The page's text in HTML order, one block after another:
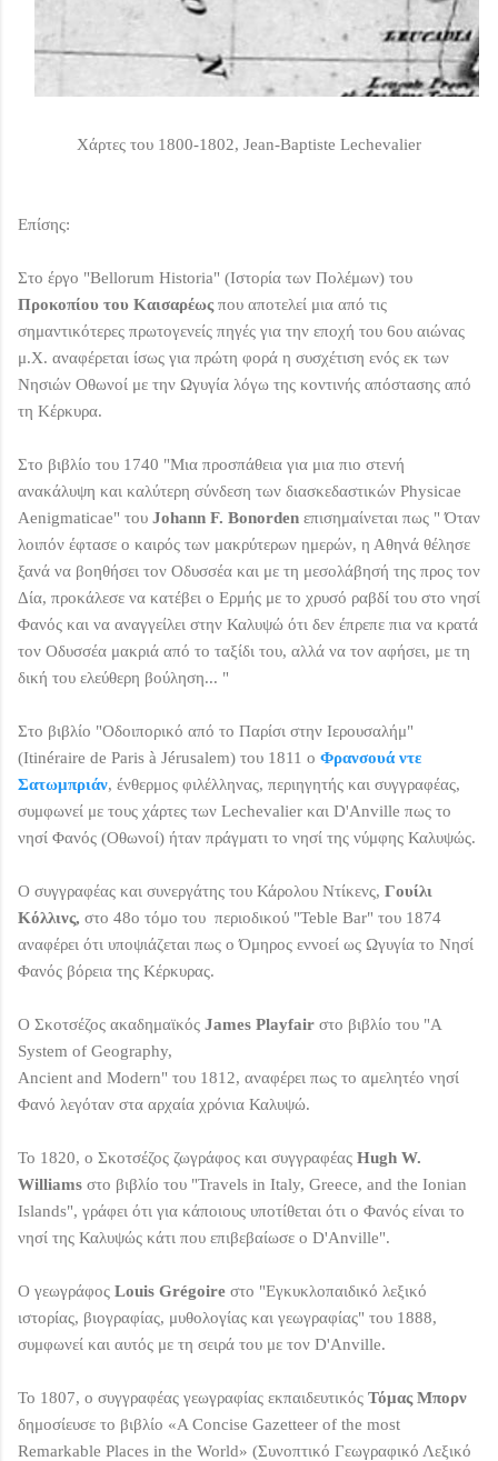
Χάρτες του 1800-1802, Jean-Baptiste Lechevalier
Επίσης:
Στο έργο "Bellorum Historia" (Ιστορία των Πολέμων) του
Προκοπίου του Καισαρέως που αποτελεί μια από τις
σημαντικότερες πρωτογενείς πηγές για την εποχή του 6ου αιώνας
μ.Χ. αναφέρεται ίσως για πρώτη φορά η συσχέτιση ενός εκ των
Νησιών Οθωνοί με την Ωγυγία λόγω της κοντινής απόστασης από
τη Κέρκυρα.
Στο βιβλίο του 1740 "Μια προσπάθεια για μια πιο στενή
ανακάλυψη και καλύτερη σύνδεση των διασκεδαστικών Physicae
Aenigmaticae" του Johann F. Bonorden επισημαίνεται πως " Όταν
λοιπόν έφτασε ο καιρός των μακρύτερων ημερών, η Αθηνά θέλησε
ξανά να βοηθήσει τον Οδυσσέα και με τη μεσολάβησή της προς τον
Δία, προκάλεσε να κατέβει ο Ερμής με το χρυσό ραβδί του στο νησί
Φανός και να αναγγείλει στην Καλυψώ ότι δεν έπρεπε πια να κρατά
τον Οδυσσέα μακριά από το ταξίδι του, αλλά να τον αφήσει, με τη
δική του ελεύθερη βούληση... "
Στο βιβλίο "Οδοιπορικό από το Παρίσι στην Ιερουσαλήμ"
(Itinéraire de Paris à Jérusalem) του 1811 ο Φρανσουά ντε
Σατωμπριάν, ένθερμος φιλέλληνας, περιηγητής και συγγραφέας,
συμφωνεί με τους χάρτες των Lechevalier και D'Anville πως το
νησί Φανός (Οθωνοί) ήταν πράγματι το νησί της νύμφης Καλυψώς.
O συγγραφέας και συνεργάτης του Κάρολου Ντίκενς, Γουίλι
Κόλλινς, στο 48o τόμο του περιοδικού "Teble Bar" του 1874
αναφέρει ότι υποψιάζεται πως ο Όμηρος εννοεί ως Ωγυγία το Νησί
Φανός βόρεια της Κέρκυρας.
Ο Σκοτσέζος ακαδημαϊκός James Playfair στο βιβλίο του "A
System of Geography,
Ancient and Modern" του 1812, αναφέρει πως το αμελητέο νησί
Φανό λεγόταν στα αρχαία χρόνια Καλυψώ.
Το 1820, ο Σκοτσέζος ζωγράφος και συγγραφέας Hugh W.
Williams στο βιβλίο του "Travels in Italy, Greece, and the Ionian
Islands", γράφει ότι για κάποιους υποτίθεται ότι ο Φανός είναι το
νησί της Καλυψώς κάτι που επιβεβαίωσε ο D'Anville".
O γεωγράφος Louis Grégoire στο "Εγκυκλοπαιδικό λεξικό
ιστορίας, βιογραφίας, μυθολογίας και γεωγραφίας" του 1888,
συμφωνεί και αυτός με τη σειρά του με τον D'Anville.
Το 1807, ο συγγραφέας γεωγραφίας εκπαιδευτικός Τόμας Μπορν
δημοσίευσε το βιβλίο «A Concise Gazetteer of the most
Remarkable Places in the World» (Συνοπτικό Γεωγραφικό Λεξικό